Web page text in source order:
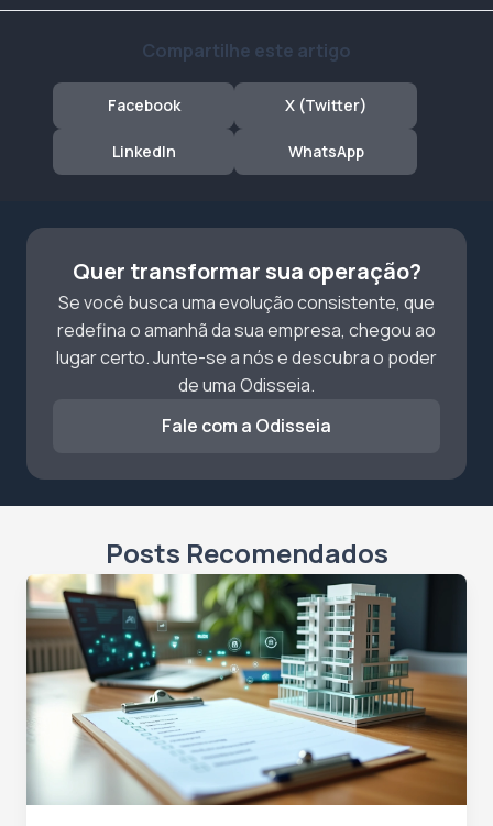
Compartilhe este artigo
Facebook X (Twitter)
LinkedIn WhatsApp
Quer transformar sua operação?
Se você busca uma evolução consistente, que
redefina o amanhã da sua empresa, chegou ao
lugar certo. Junte-se a nós e descubra o poder
de uma Odisseia.
Fale com a Odisseia
Posts Recomendados